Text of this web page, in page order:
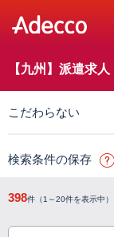
【九州】派遣求人
こだわらない
検索条件の保存
398件（1～20件を表示中）